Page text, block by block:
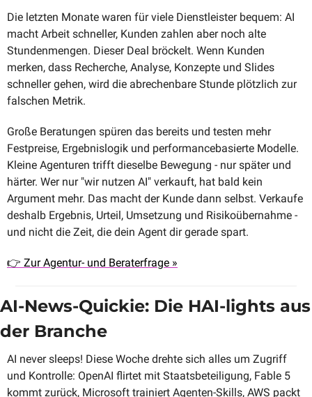
Die letzten Monate waren für viele Dienstleister bequem: AI
macht Arbeit schneller, Kunden zahlen aber noch alte
Stundenmengen. Dieser Deal bröckelt. Wenn Kunden
merken, dass Recherche, Analyse, Konzepte und Slides
schneller gehen, wird die abrechenbare Stunde plötzlich zur
falschen Metrik.
Große Beratungen spüren das bereits und testen mehr
Festpreise, Ergebnislogik und performancebasierte Modelle.
Kleine Agenturen trifft dieselbe Bewegung - nur später und
härter. Wer nur "wir nutzen AI" verkauft, hat bald kein
Argument mehr. Das macht der Kunde dann selbst. Verkaufe
deshalb Ergebnis, Urteil, Umsetzung und Risikoübernahme -
und nicht die Zeit, die dein Agent dir gerade spart.
👉 Zur Agentur- und Beraterfrage »
AI-News-Quickie: Die HAI-lights aus
der Branche
AI never sleeps! Diese Woche drehte sich alles um Zugriff
und Kontrolle: OpenAI flirtet mit Staatsbeteiligung, Fable 5
kommt zurück, Microsoft trainiert Agenten-Skills, AWS packt